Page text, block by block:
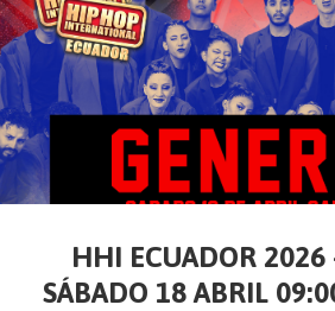
HHI ECUADOR 2026
SÁBADO 18 ABRIL